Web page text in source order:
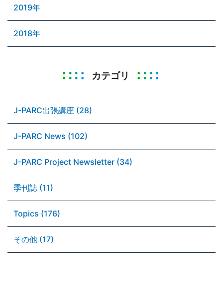
2019年
2018年
カテゴリ
J-PARC出張講座 (28)
J-PARC News (102)
J-PARC Project Newsletter (34)
季刊誌 (11)
Topics (176)
その他 (17)